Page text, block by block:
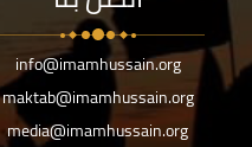
info@imamhussain.org
maktab@imamhussain.org
media@imamhussain.org